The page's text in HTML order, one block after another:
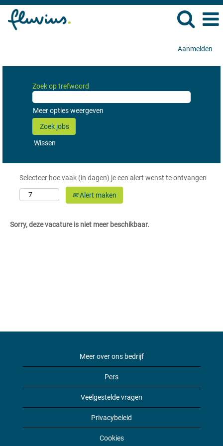
Aanmelden
Zoek op trefwoord
Meer opties weergeven
Wissen
Selecteer hoe vaak (in dagen) je een alert wenst te ontvangen
Alert maken
Sorry, deze vacature is niet meer beschikbaar.
Meer over ons bedrijf
Pers
Veelgestelde vragen
Privacybeleid
Cookies